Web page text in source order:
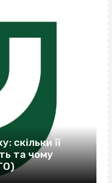
скільки її
та чому